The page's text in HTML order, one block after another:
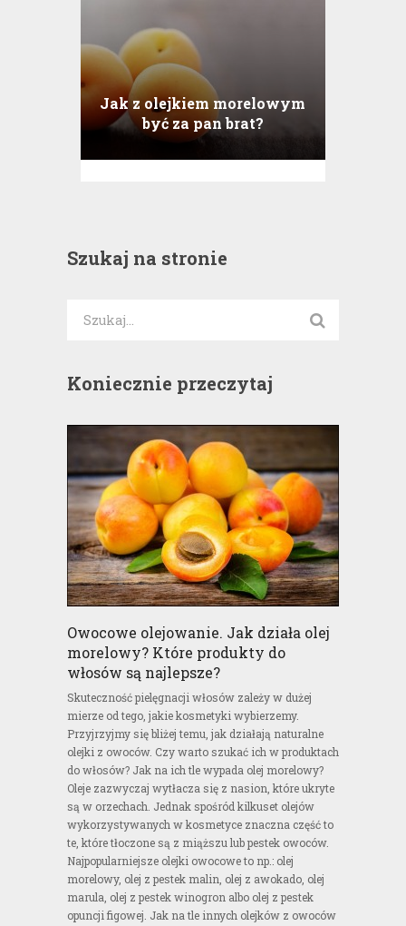
Jak z olejkiem morelowym
być za pan brat?
Szukaj na stronie
Koniecznie przeczytaj
Owocowe olejowanie. Jak działa olej
morelowy? Które produkty do
włosów są najlepsze?
Skuteczność pielęgnacji włosów zależy w dużej
mierze od tego, jakie kosmetyki wybierzemy.
Przyjrzyjmy się bliżej temu, jak działają naturalne
olejki z owoców. Czy warto szukać ich w produktach
do włosów? Jak na ich tle wypada olej morelowy?
Oleje zazwyczaj wytłacza się z nasion, które ukryte
są w orzechach. Jednak spośród kilkuset olejów
wykorzystywanych w kosmetyce znaczna część to
te, które tłoczone są z miąższu lub pestek owoców.
Najpopularniejsze olejki owocowe to np.: olej
morelowy, olej z pestek malin, olej z awokado, olej
marula, olej z pestek winogron albo olej z pestek
opuncji figowej. Jak na tle innych olejków z owoców